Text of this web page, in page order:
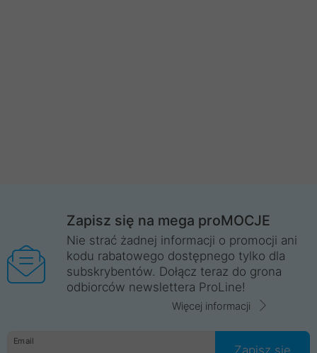
Zapisz się na mega proMOCJE
Nie strać żadnej informacji o promocji ani
kodu rabatowego dostępnego tylko dla
subskrybentów. Dołącz teraz do grona
odbiorców newslettera ProLine!
Więcej informacji
Email
Zapisz się